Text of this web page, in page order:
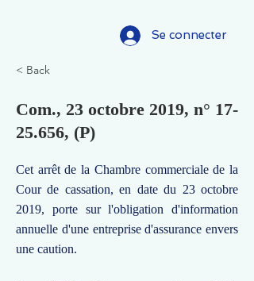
Se connecter
< Back
Com., 23 octobre 2019, n° 17-
25.656, (P)
Cet arrêt de la Chambre commerciale de la
Cour de cassation, en date du 23 octobre
2019, porte sur l'obligation d'information
annuelle d'une entreprise d'assurance envers
une caution.